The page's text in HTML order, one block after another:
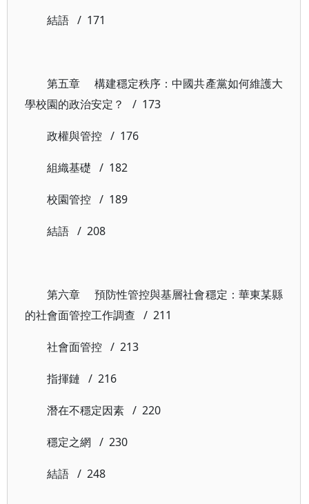
結語 / 171
第五章 構建穩定秩序：中國共產黨如何維護大
學校園的政治安定？ / 173
政權與管控 / 176
組織基礎 / 182
校園管控 / 189
結語 / 208
第六章 預防性管控與基層社會穩定：華東某縣
的社會面管控工作調查 / 211
社會面管控 / 213
指揮鏈 / 216
潛在不穩定因素 / 220
穩定之網 / 230
結語 / 248